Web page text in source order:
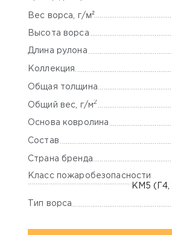
Вес ворса, г/м²
Высота ворса
Длина рулона
Коллекция
Общая толщина
Общий вес, г/м2
Основа ковролина
Состав
Страна бренда
Класс пожаробезопасности
КМ5 (Г4,
Тип ворса